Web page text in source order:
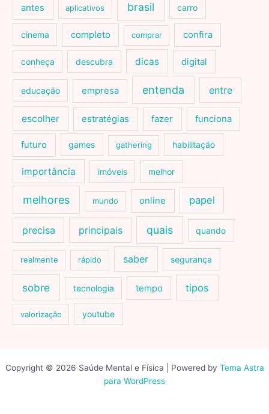
antes aplicativos brasil carro
cinema completo comprar confira
conheça descubra dicas digital
educação empresa entenda entre
escolher estratégias fazer funciona
futuro games gathering habilitação
importância imóveis melhor
melhores mundo online papel
precisa principais quais quando
realmente rápido saber segurança
sobre tecnologia tempo tipos
valorização youtube
Copyright © 2026 Saúde Mental e Física | Powered by Tema Astra
para WordPress